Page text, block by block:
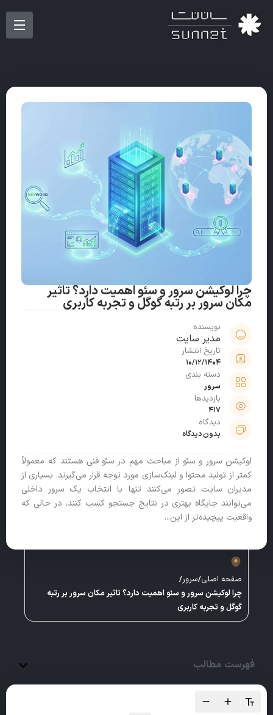
چرا لوکیشن سرور و سئو اهمیت دارد؟ تاثیر
مکان سرور بر رتبه گوگل و تجربه کاربری
نویسنده
مدیر سایت
تاریخ انتشار
10/12/1404
دسته بندی
سرور
بازدیدها
417
دیدگاه
بدون دیدگاه
لوکیشن سرور و سئو از مباحث مهم در سئو فنی هستند که معمولاً
کمتر از تولید محتوا و لینک‌سازی مورد توجه قرار می‌گیرند. بسیاری از
مدیران سایت تصور می‌کنند تنها با انتخاب یک سرور داخلی
می‌توانند جایگاه بهتری در نتایج جستجو کسب کنند، در حالی که
واقعیت پیچیده‌تر از این...
صفحه اصلی/سرور/
چرا لوکیشن سرور و سئو اهمیت دارد؟ تاثیر مکان سرور بر رتبه
گوگل و تجربه کاربری
فهرست مطالب